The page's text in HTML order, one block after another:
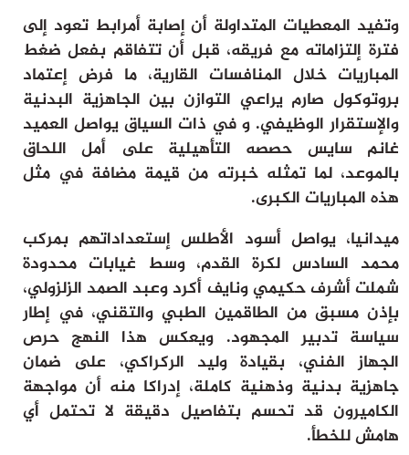
وتفيد المعطيات المتداولة أن إصابة أمرابط تعود إلى
فترة إلتزاماته مع فريقه، قبل أن تتفاقم بفعل ضغط
المباريات خلال المنافسات القارية، ما فرض إعتماد
بروتوكول صارم يراعي التوازن بين الجاهزية البدنية
والإستقرار الوظيفي. و في ذات السياق يواصل العميد
غانم سايس حصصه التأهيلية على أمل اللحاق
بالموعد، لما تمثله خبرته من قيمة مضافة في مثل
هذه المباريات الكبرى.
ميدانيا، يواصل أسود الأطلس إستعداداتهم بمركب
محمد السادس لكرة القدم، وسط غيابات محدودة
شملت أشرف حكيمي ونايف أكرد وعبد الصمد الزلزولي،
بإذن مسبق من الطاقمين الطبي والتقني، في إطار
سياسة تدبير المجهود. ويعكس هذا النهج حرص
الجهاز الفني، بقيادة وليد الركراكي، على ضمان
جاهزية بدنية وذهنية كاملة، إدراكا منه أن مواجهة
الكاميرون قد تحسم بتفاصيل دقيقة لا تحتمل أي
هامش للخطأ.